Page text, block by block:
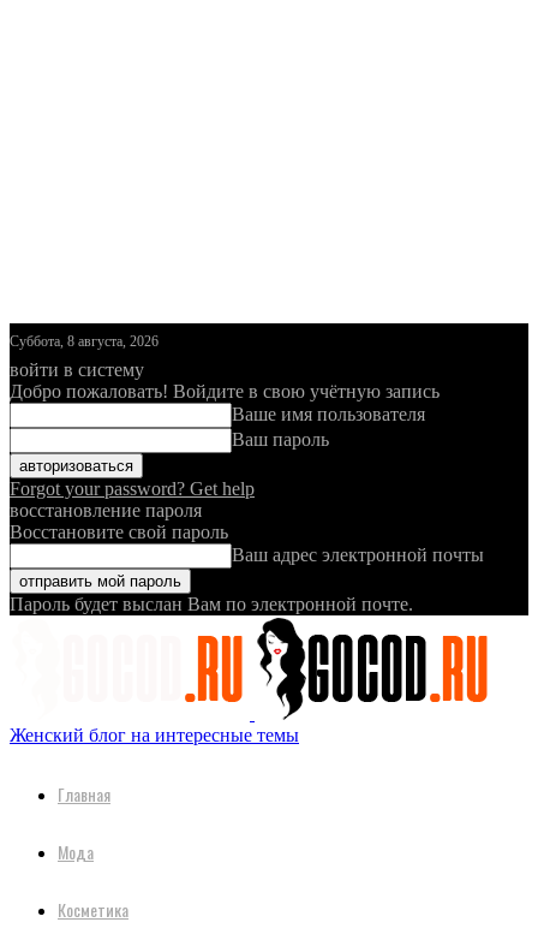
Суббота, 8 августа, 2026
войти в систему
Добро пожаловать! Войдите в свою учётную запись
Ваше имя пользователя
Ваш пароль
Forgot your password? Get help
восстановление пароля
Восстановите свой пароль
Ваш адрес электронной почты
Пароль будет выслан Вам по электронной почте.
Женский блог на интересные темы
Главная
Мода
Косметика